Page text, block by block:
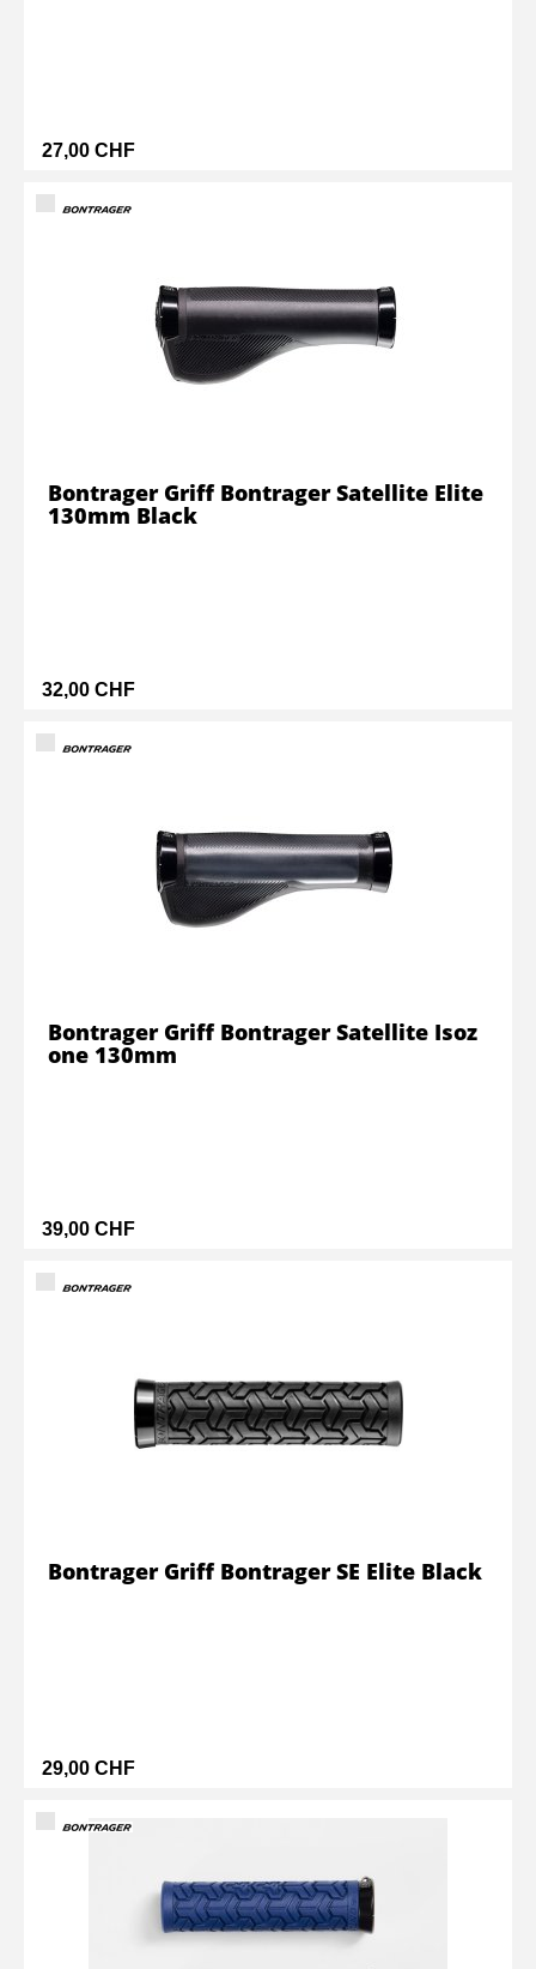
27,00 CHF
32,00 CHF
Bontrager Griff Bontrager Satellite Elite
130mm Black
39,00 CHF
Bontrager Griff Bontrager Satellite Isoz
one 130mm
29,00 CHF
Bontrager Griff Bontrager SE Elite Black